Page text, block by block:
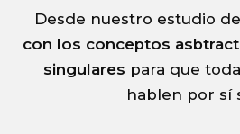
Desde nuestro estudio
con los conceptos
singulares para que
hablen por sí